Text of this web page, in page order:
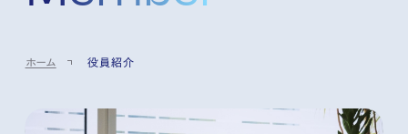
コーポレートガバナンス
IRポリシー
ストレージ室数実績
ニュース
商品情報
ホーム 役員紹介